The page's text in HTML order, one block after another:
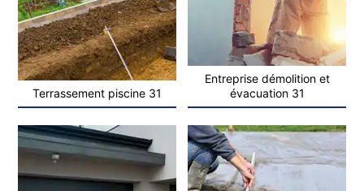
Terrassement piscine 31
Entreprise démolition et
évacuation 31